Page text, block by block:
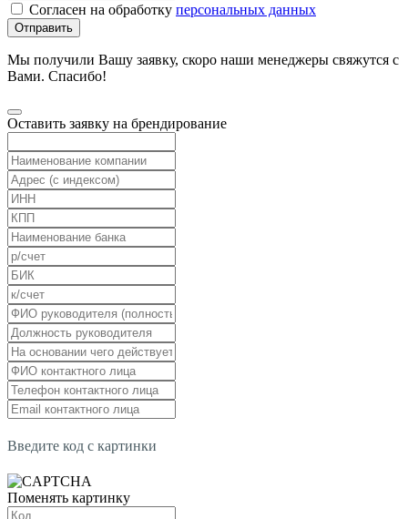
Согласен на обработку персональных данных
Отправить
Мы получили Вашу заявку, скоро наши менеджеры свяжутся с
Вами. Спасибо!
Оставить заявку на брендирование
Введите код с картинки
Поменять картинку